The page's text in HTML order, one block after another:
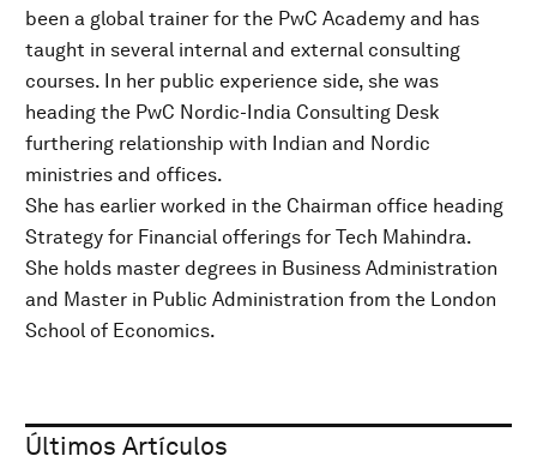
been a global trainer for the PwC Academy and has
taught in several internal and external consulting
courses. In her public experience side, she was
heading the PwC Nordic-India Consulting Desk
furthering relationship with Indian and Nordic
ministries and offices.
She has earlier worked in the Chairman office heading
Strategy for Financial offerings for Tech Mahindra.
She holds master degrees in Business Administration
and Master in Public Administration from the London
School of Economics.
Últimos Artículos